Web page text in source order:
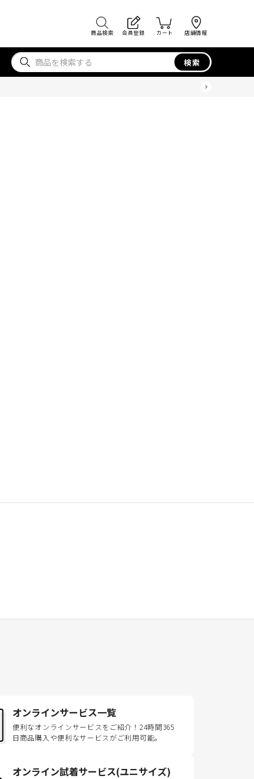
商品検索 会員登録 カート 店舗情報
検索
オンラインサービス一覧
便利なオンラインサービスをご紹介！24時間365
日商品購入や便利なサービスがご利用可能。
オンライン試着サービス(ユニサイズ)